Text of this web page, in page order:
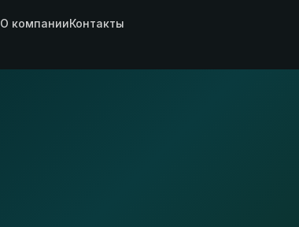
О компанииКонтакты